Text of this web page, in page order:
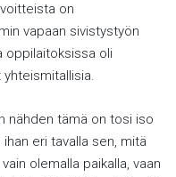
on
vapaan sivistystyön
oppilaitoksissa oli
nähden tämä on tosi iso
eri tavalla sen, mitä
olemalla paikalla, vaan